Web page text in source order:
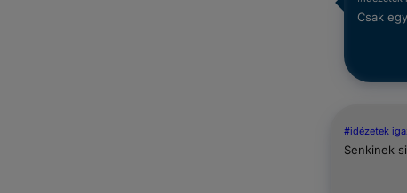
Csak
#idézetek
Senkinek